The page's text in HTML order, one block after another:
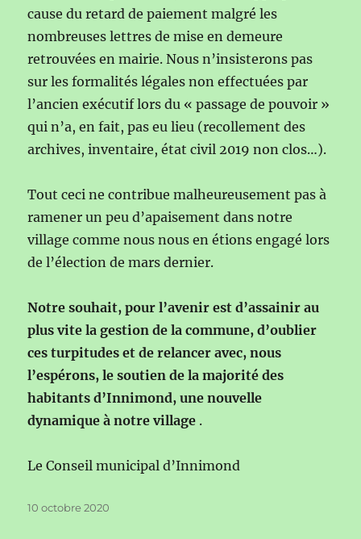
cause du retard de paiement malgré les
nombreuses lettres de mise en demeure
retrouvées en mairie. Nous n’insisterons pas
sur les formalités légales non effectuées par
l’ancien exécutif lors du « passage de pouvoir »
qui n’a, en fait, pas eu lieu (recollement des
archives, inventaire, état civil 2019 non clos…).
Tout ceci ne contribue malheureusement pas à
ramener un peu d’apaisement dans notre
village comme nous nous en étions engagé lors
de l’élection de mars dernier.
Notre souhait, pour l’avenir est d’assainir au
plus vite la gestion de la commune, d’oublier
ces turpitudes et de relancer avec, nous
l’espérons, le soutien de la majorité des
habitants d’Innimond, une nouvelle
dynamique à notre village .
Le Conseil municipal d’Innimond
Publié
10 octobre 2020